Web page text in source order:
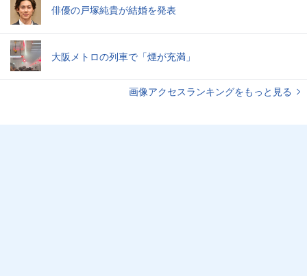
俳優の戸塚純貴が結婚を発表
大阪メトロの列車で「煙が充満」
画像アクセスランキングをもっと見る